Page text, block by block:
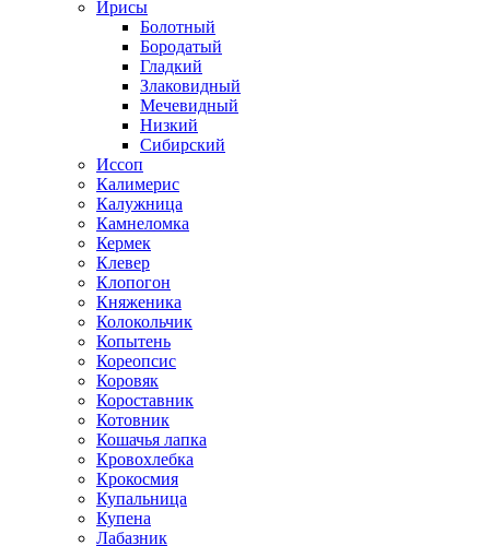
Ирисы
Болотный
Бородатый
Гладкий
Злаковидный
Мечевидный
Низкий
Сибирский
Иссоп
Калимерис
Калужница
Камнеломка
Кермек
Клевер
Клопогон
Княженика
Колокольчик
Копытень
Кореопсис
Коровяк
Короставник
Котовник
Кошачья лапка
Кровохлебка
Крокосмия
Купальница
Купена
Лабазник